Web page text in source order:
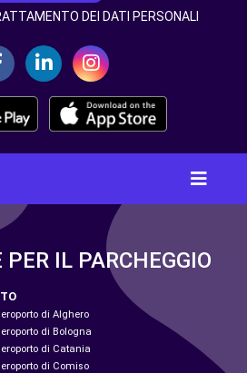
DEI DATI PERSONALI
IL PARCHEGGIO
di Alghero
di Bologna
di Catania
di Comiso